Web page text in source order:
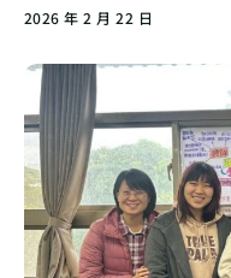
2026 年 2 月 22 日